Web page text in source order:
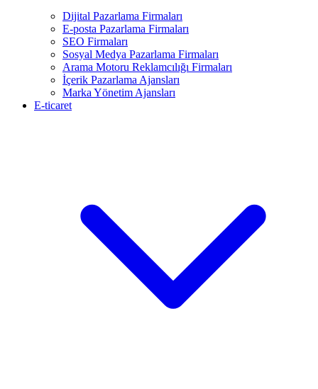
Dijital Pazarlama Firmaları
E-posta Pazarlama Firmaları
SEO Firmaları
Sosyal Medya Pazarlama Firmaları
Arama Motoru Reklamcılığı Firmaları
İçerik Pazarlama Ajansları
Marka Yönetim Ajansları
E-ticaret